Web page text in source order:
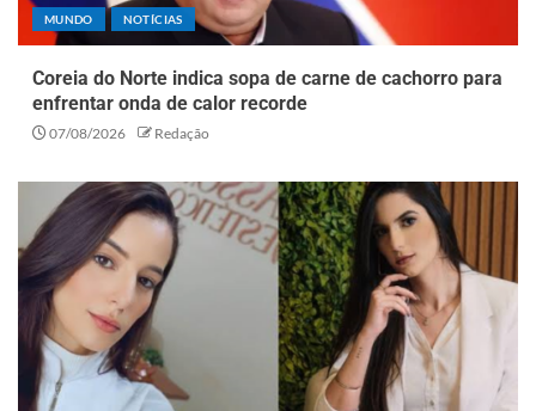
MUNDO NOTÍCIAS
Coreia do Norte indica sopa de carne de cachorro para
enfrentar onda de calor recorde
07/08/2026 Redação